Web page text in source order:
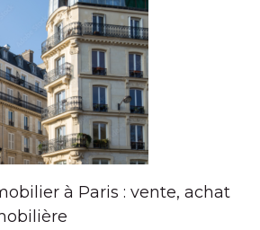
à Paris : vente, achat